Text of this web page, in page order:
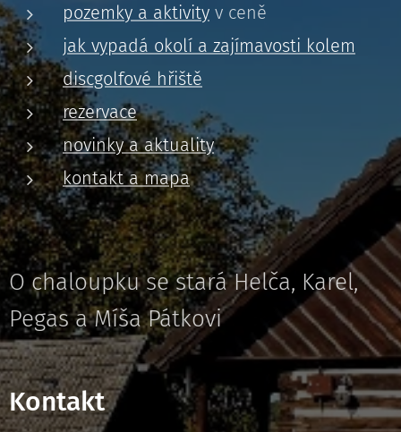
pozemky a aktivity v ceně
jak vypadá okolí a zajímavosti kolem
discgolfové hřiště
rezervace
novinky a aktuality
kontakt a mapa
O chaloupku se stará Helča, Karel,
Pegas a Míša Pátkovi
Kontakt